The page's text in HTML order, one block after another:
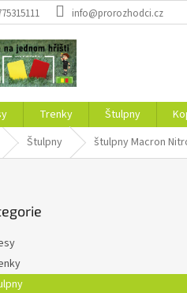
info@prorozhodci.cz
Trenky Štulpny
Domů Štulpny štulpny Macron